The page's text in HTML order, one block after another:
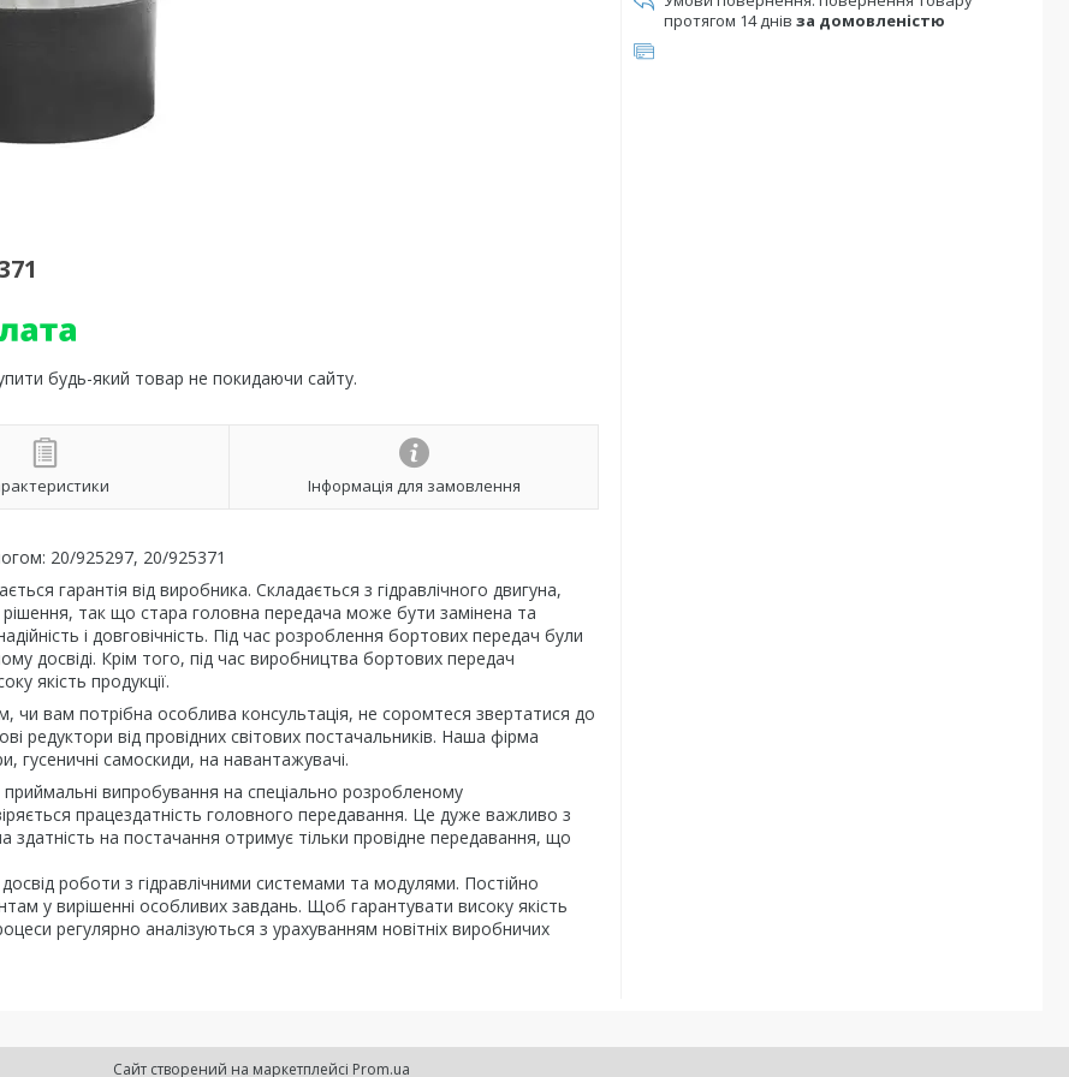
будь-який товар не покидаючи сайту.
Інформація для замовлення
20/925297, 20/925371
гарантія від виробника. Складається з гідравлічного двигуна,
так що стара головна передача може бути замінена та
і довговічність. Під час розроблення бортових передач були
досвіді. Крім того, під час виробництва бортових передач
якість продукції.
чи вам потрібна особлива консультація, не соромтеся звертатися до
від провідних світових постачальників. Наша фірма
гусеничні самоскиди, на навантажувачі.
випробування на спеціально розробленому
працездатність головного передавання. Це дуже важливо з
здатність на постачання отримує тільки провідне передавання, що
роботи з гідравлічними системами та модулями. Постійно
у вирішенні особливих завдань. Щоб гарантувати високу якість
регулярно аналізуються з урахуванням новітніх виробничих
протягом 14 днів за домовленістю
Сайт створений на маркетплейсі Prom.ua